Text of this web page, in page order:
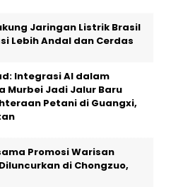
Jaringan Listrik Brasil
Lebih Andal dan Cerdas
Integrasi AI dalam
Murbei Jadi Jalur Baru
Petani di Guangxi,
Promosi Warisan
di Chongzuo,